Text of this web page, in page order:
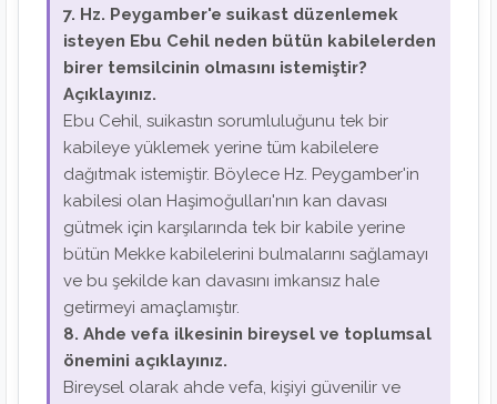
7. Hz. Peygamber'e suikast düzenlemek
isteyen Ebu Cehil neden bütün kabilelerden
birer temsilcinin olmasını istemiştir?
Açıklayınız.
Ebu Cehil, suikastın sorumluluğunu tek bir
kabileye yüklemek yerine tüm kabilelere
dağıtmak istemiştir. Böylece Hz. Peygamber'in
kabilesi olan Haşimoğulları'nın kan davası
gütmek için karşılarında tek bir kabile yerine
bütün Mekke kabilelerini bulmalarını sağlamayı
ve bu şekilde kan davasını imkansız hale
getirmeyi amaçlamıştır.
8. Ahde vefa ilkesinin bireysel ve toplumsal
önemini açıklayınız.
Bireysel olarak ahde vefa, kişiyi güvenilir ve